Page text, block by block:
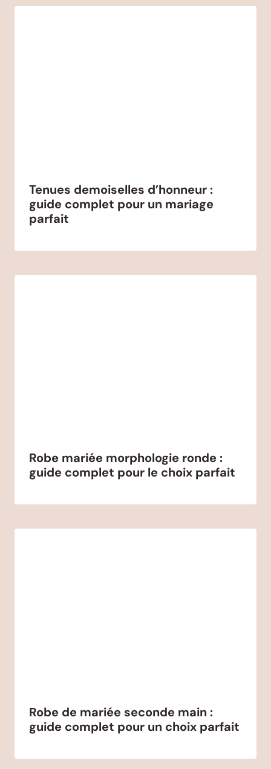
Tenues demoiselles d’honneur :
guide complet pour un mariage
parfait
Robe mariée morphologie ronde :
guide complet pour le choix parfait
Robe de mariée seconde main :
guide complet pour un choix parfait